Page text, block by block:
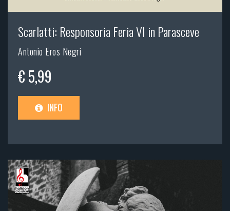
Scarlatti: Responsoria Feria VI in Parasceve
Antonio Eros Negri
€ 5,99
INFO